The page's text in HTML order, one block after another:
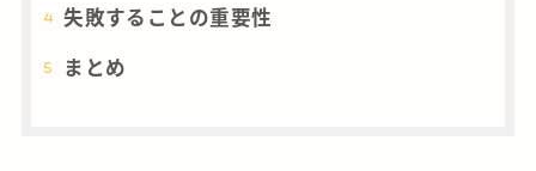
失敗することの重要性
まとめ